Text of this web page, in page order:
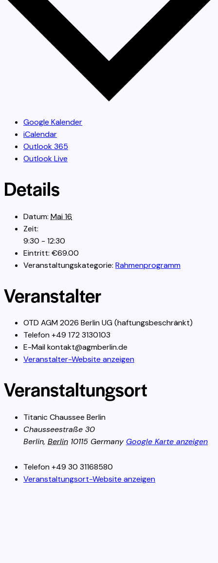
Google Kalender
iCalendar
Outlook 365
Outlook Live
Details
Datum: Mai 16
Zeit:
9:30 - 12:30
Eintritt: €69.00
Veranstaltungskategorie: Rahmenprogramm
Veranstalter
OTD AGM 2026 Berlin UG (haftungsbeschränkt)
Telefon+49 172 3130103
E-Mailkontakt@agmberlin.de
Veranstalter-Website anzeigen
Veranstaltungsort
Titanic Chaussee Berlin
Chausseestraße 30
Berlin, Berlin 10115 Germany Google Karte anzeigen
Telefon+49 30 31168580
Veranstaltungsort-Website anzeigen